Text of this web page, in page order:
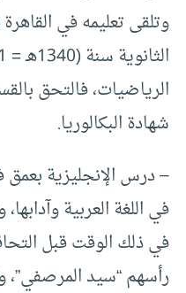
وتلقى تعليمه في
الرياضيات، فالتحق
شهادة البكالوريا.
– درس الإنجليزية
في اللغة العربية
في ذلك الوقت قبل
رأسهم “سيد المرصفي”،